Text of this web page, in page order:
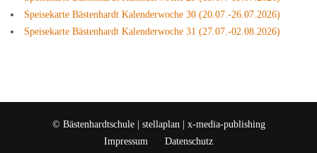
Speisekarte Bästenhardt Kalenderwoche 30 (20.07.-26.07.2026)
Speisekarte Bästenhardt Kalenderwoche 31 (27.07.-02.08.2026)
© Bästenhardtschule |
stellaplan | x-media-publishing
Impressum
Datenschutz